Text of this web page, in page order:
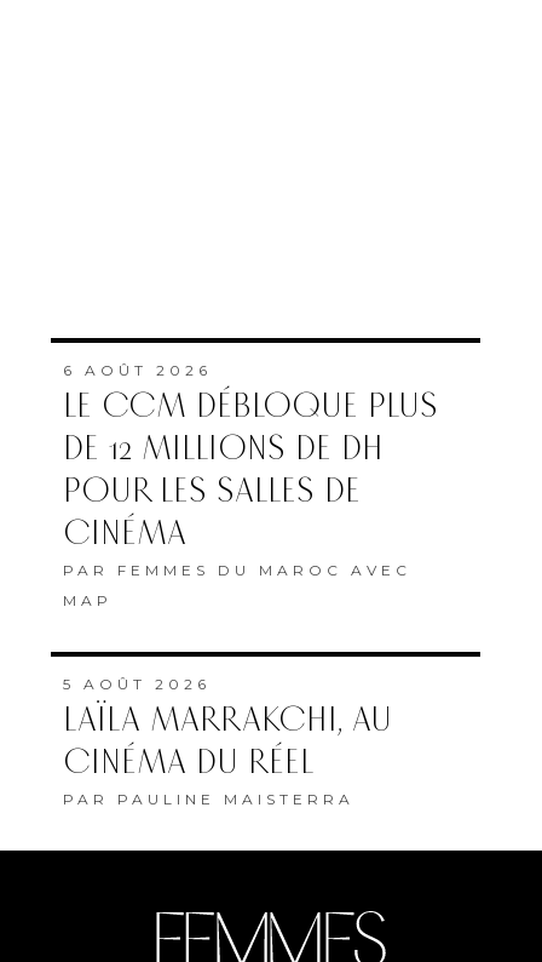
6 AOÛT 2026
LE CCM DÉBLOQUE PLUS
DE 12 MILLIONS DE DH
POUR LES SALLES DE
CINÉMA
PAR FEMMES DU MAROC AVEC
MAP
5 AOÛT 2026
LAÏLA MARRAKCHI, AU
CINÉMA DU RÉEL
PAR PAULINE MAISTERRA